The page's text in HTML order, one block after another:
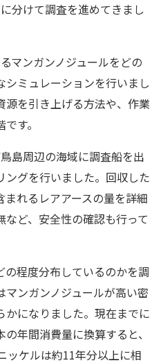
分けて調査を進めてきまし
マンガンノジュールをどの
シミュレーションを行いまし
源を引き上げる方法や、作業
す。
島周辺の海域に調査船を出
ングを行いました。回収した
れるレアアースの量を詳細
ど、安全性の確認も行って
程度分布しているのかを調
ンガンノジュールが高い密
になりました。現在までに
年間消費量に換算すると、
ッケルは約11年分以上に相